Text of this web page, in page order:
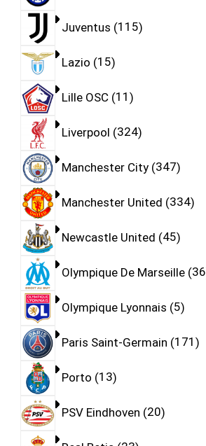
Juventus 115
Lazio 15
Lille OSC 11
Liverpool 324
Manchester City 347
Manchester United 334
Newcastle United 45
Olympique De Marseille 36
Olympique Lyonnais 5
Paris Saint-Germain 171
Porto 13
PSV Eindhoven 20